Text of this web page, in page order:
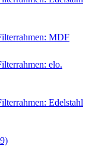
MDF
elo.
Edelstahl